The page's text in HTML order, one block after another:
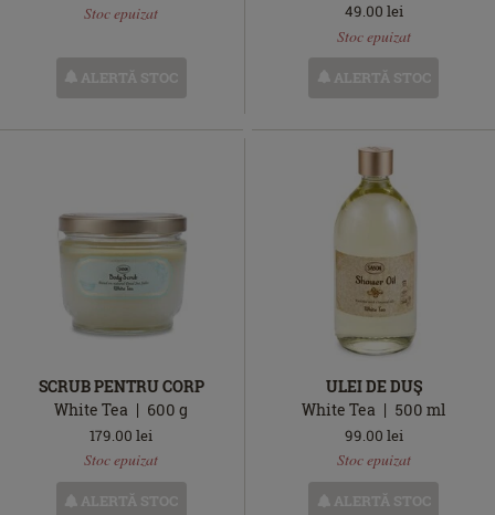
Stoc epuizat
ALERTĂ STOC
49.00 lei
Stoc epuizat
ALERTĂ STOC
SCRUB PENTRU CORP
White Tea
600g
179.00 lei
Stoc epuizat
ALERTĂ STOC
ULEI DE DUŞ
White Tea
500ml
99.00 lei
Stoc epuizat
ALERTĂ STOC